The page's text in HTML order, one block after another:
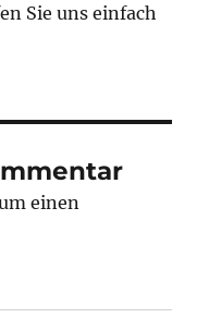
Sie uns einfach
einen